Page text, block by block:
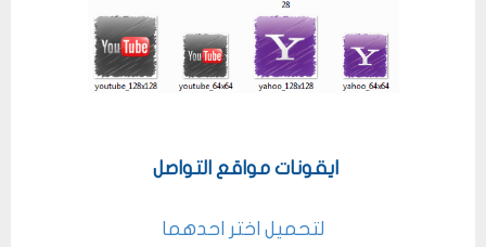
ايقونات مواقع التواصل
لتحميل اختر احدهما